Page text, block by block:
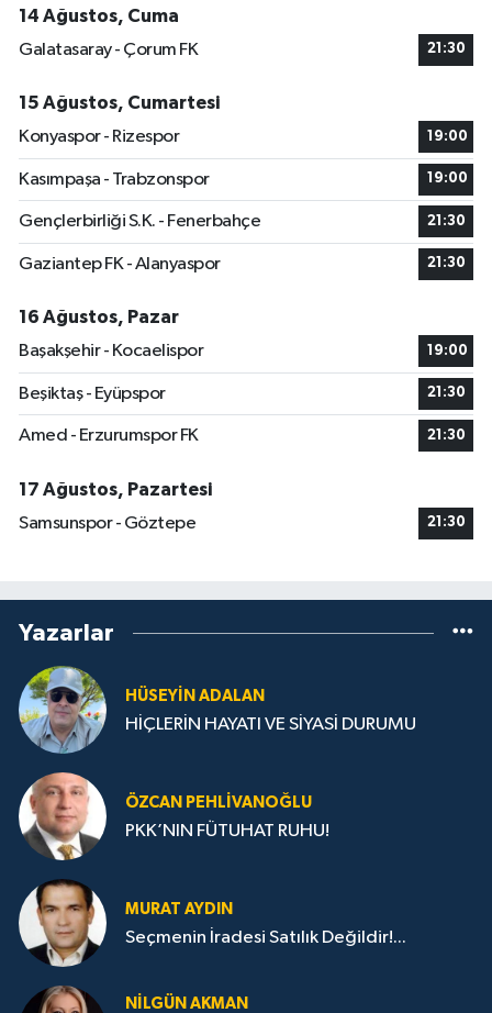
14 Ağustos, Cuma
Galatasaray - Çorum FK
21:30
15 Ağustos, Cumartesi
Konyaspor - Rizespor
19:00
Kasımpaşa - Trabzonspor 19:00
Gençlerbirliği S.K. - Fenerbahçe 21:30
Gaziantep FK - Alanyaspor 21:30
16 Ağustos, Pazar
Başakşehir - Kocaelispor
19:00
Beşiktaş - Eyüpspor 21:30
Amed - Erzurumspor FK 21:30
17 Ağustos, Pazartesi
Samsunspor - Göztepe
21:30
Yazarlar
HÜSEYIN ADALAN
HİÇLERİN HAYATI VE SİYASİ DURUMU
ÖZCAN PEHLIVANOĞLU
PKK’NIN FÜTUHAT RUHU!
MURAT AYDIN
Seçmenin İradesi Satılık Değildir!...
NILGÜN AKMAN